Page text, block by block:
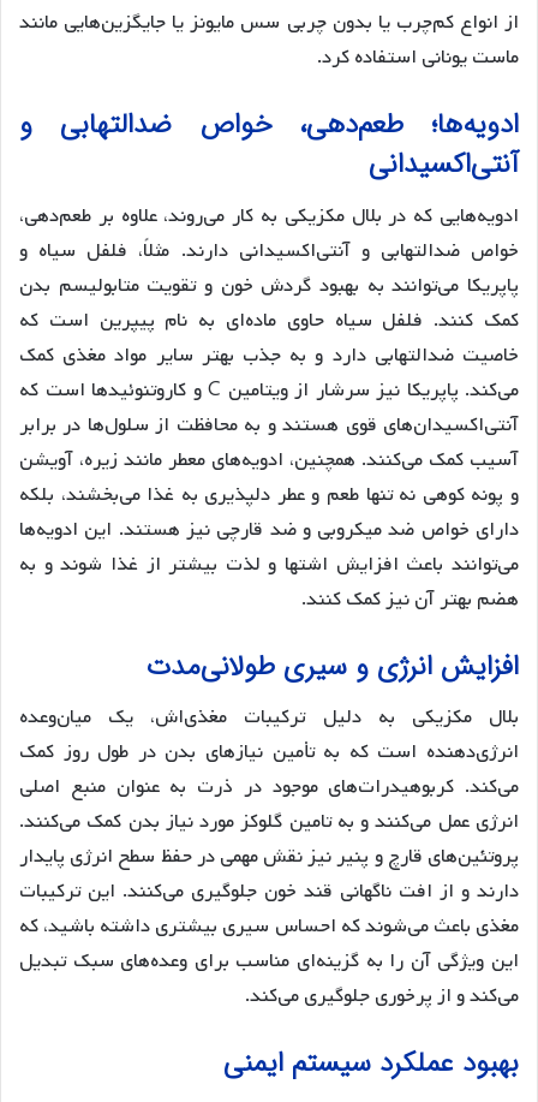
از انواع کم‌چرب یا بدون چربی سس مایونز یا جایگزین‌هایی مانند
ماست یونانی استفاده کرد.
ادویه‌ها؛ طعم‌دهی، خواص ضدالتهابی و
آنتی‌اکسیدانی
ادویه‌هایی که در بلال مکزیکی به کار می‌روند، علاوه بر طعم‌دهی،
خواص ضدالتهابی و آنتی‌اکسیدانی دارند. مثلاً، فلفل سیاه و
پاپریکا می‌توانند به بهبود گردش خون و تقویت متابولیسم بدن
کمک کنند. فلفل سیاه حاوی ماده‌ای به نام پیپرین است که
خاصیت ضدالتهابی دارد و به جذب بهتر سایر مواد مغذی کمک
می‌کند. پاپریکا نیز سرشار از ویتامین C و کاروتنوئیدها است که
آنتی‌اکسیدان‌های قوی هستند و به محافظت از سلول‌ها در برابر
آسیب کمک می‌کنند. همچنین، ادویه‌های معطر مانند زیره، آویشن
و پونه کوهی نه تنها طعم و عطر دلپذیری به غذا می‌بخشند، بلکه
دارای خواص ضد میکروبی و ضد قارچی نیز هستند. این ادویه‌ها
می‌توانند باعث افزایش اشتها و لذت بیشتر از غذا شوند و به
هضم بهتر آن نیز کمک کنند.
افزایش انرژی‌ و سیری طولانی‌مدت
بلال مکزیکی به دلیل ترکیبات مغذی‌اش، یک میان‌وعده
انرژی‌دهنده است که به تأمین نیازهای بدن در طول روز کمک
می‌کند. کربوهیدرات‌های موجود در ذرت به عنوان منبع اصلی
انرژی عمل می‌کنند و به تامین گلوکز مورد نیاز بدن کمک می‌کنند.
پروتئین‌های قارچ و پنیر نیز نقش مهمی در حفظ سطح انرژی پایدار
دارند و از افت ناگهانی قند خون جلوگیری می‌کنند. این ترکیبات
مغذی باعث می‌شوند که احساس سیری بیشتری داشته باشید، که
این ویژگی آن را به گزینه‌ای مناسب برای وعده‌های سبک تبدیل
می‌کند و از پرخوری جلوگیری می‌کند.
بهبود عملکرد سیستم ایمنی